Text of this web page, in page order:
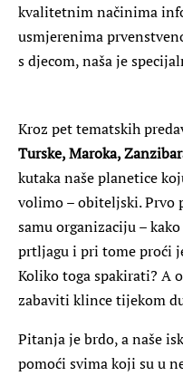
kvalitetnim načinima
usmjerenima
s djecom, naša je
Kroz pet tematskih
Turske, Maroka,
kutaka naše planetice
volimo – obiteljski. Prvo
samu organizaciju –
prtljagu i pri tome proći
Koliko toga spakirati? A
zabaviti klince tijekom
Pitanja je brdo, a naše
pomoći svima koji su u